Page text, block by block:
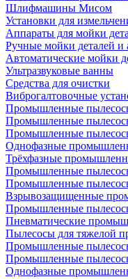
Шлифмашины Мисом
Установки для
Аппараты для мойки
Ручные мойки деталей и
Автоматические мойки
Ультразвуковые ванны
Средства для очистки
Виброгалтовочные
Промышленные
Промышленные
Промышленные
Однофазные
Трёхфазные
Промышленные
Промышленные
Взрывозащищенные
Промышленные
Пневматические
Пылесосы для тяжелой
Промышленные
Промышленные
Однофазные